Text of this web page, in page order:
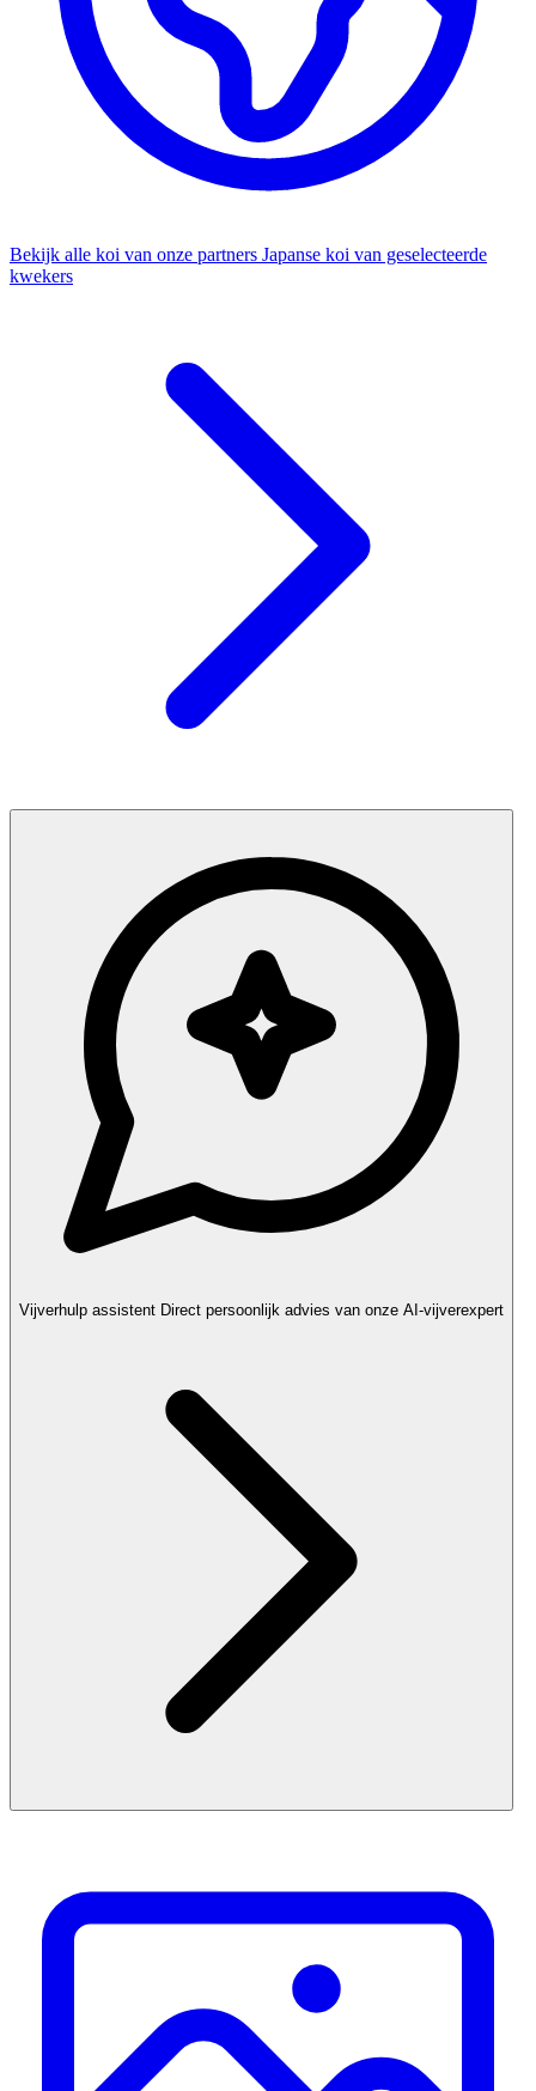
Bekijk alle koi van onze partners Japanse koi van geselecteerde
kwekers
Vijverhulp assistent Direct persoonlijk advies van onze AI-vijverexpert